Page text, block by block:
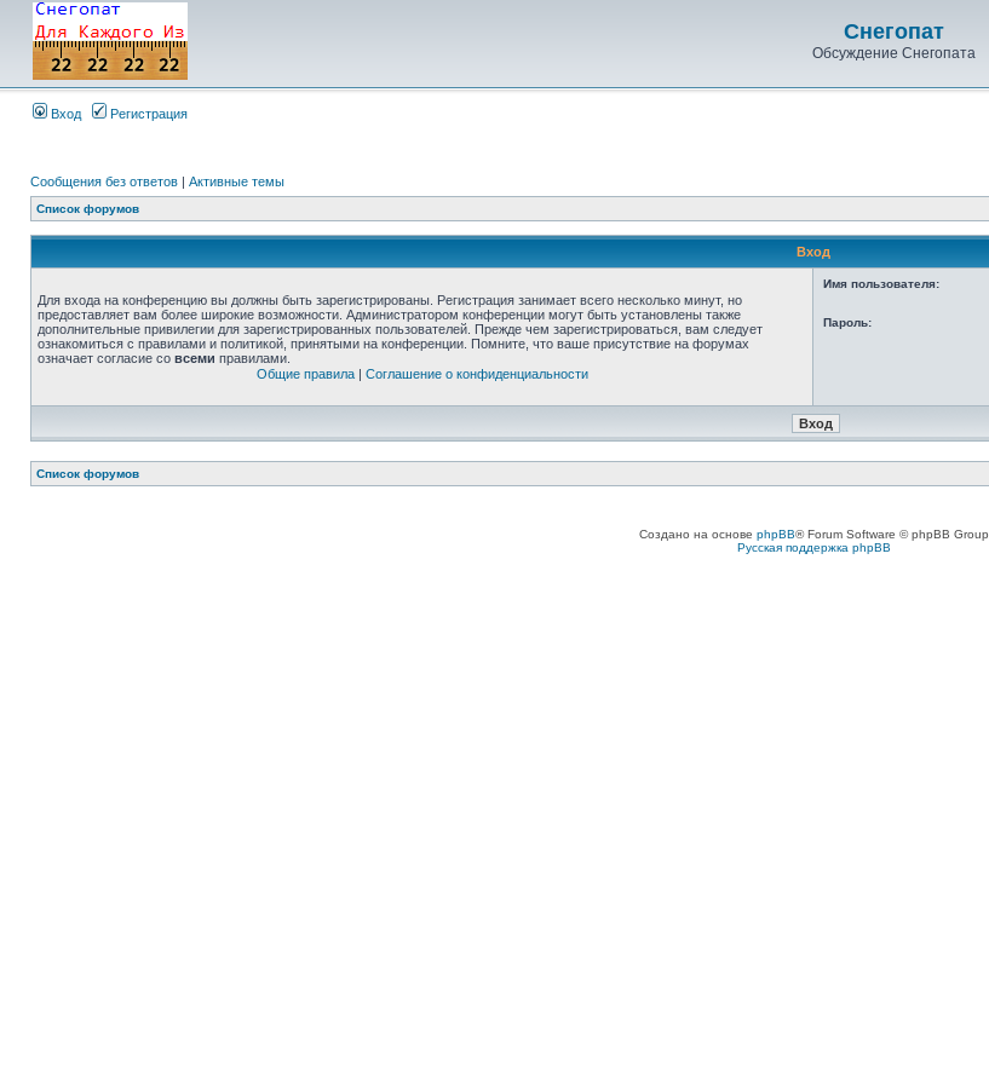
Снегопат
Обсуждение Снегопата
Вход Регистрация
Сообщения без ответов | Активные темы
Список форумов
Вход
Для входа на конференцию вы должны быть зарегистрированы. Регистрация занимает всего несколько минут, но
предоставляет вам более широкие возможности. Администратором конференции могут быть установлены также
дополнительные привилегии для зарегистрированных пользователей. Прежде чем зарегистрироваться, вам следует
ознакомиться с правилами и политикой, принятыми на конференции. Помните, что ваше присутствие на форумах
означает согласие со всеми правилами.
Общие правила| Соглашение о конфиденциальности
Имя пользователя:
Пароль:
Список форумов
Создано на основе phpBB® Forum Software © phpBB Group
Русская поддержка phpBB